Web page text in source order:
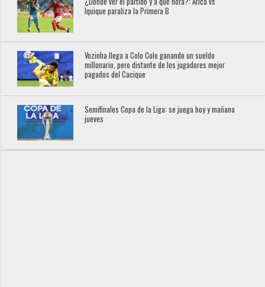
Iquique paraliza la Primera B
Vozinha llega a Colo Colo ganando un sueldo
millonario, pero distante de los jugadores mejor
pagados del Cacique
Semifinales Copa de la Liga: se juega hoy y mañana
jueves